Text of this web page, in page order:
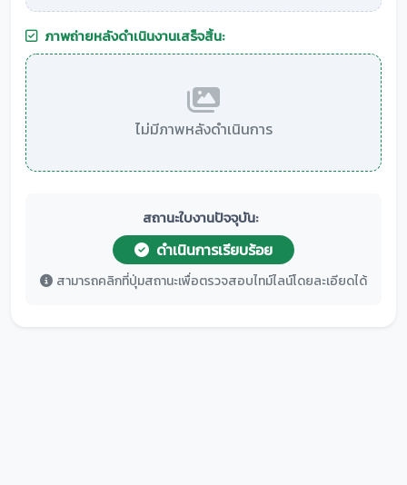
ภาพถ่ายหลังดำเนินงานเสร็จสิ้น:
ไม่มีภาพหลังดำเนินการ
สถานะใบงานปัจจุบัน:
ดำเนินการเรียบร้อย
สามารถคลิกที่ปุ่มสถานะเพื่อตรวจสอบไทม์ไลน์โดยละเอียดได้